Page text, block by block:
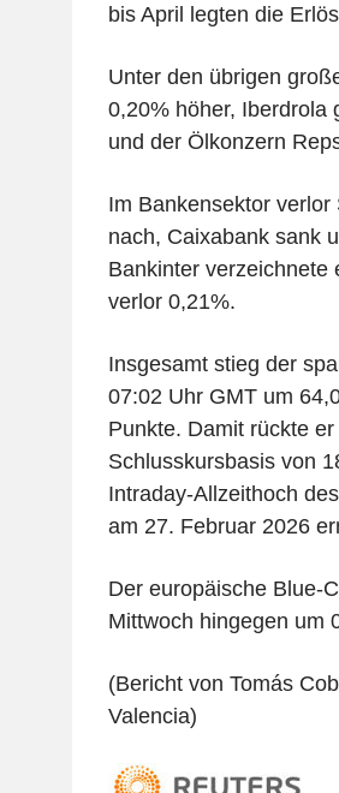
bis April legten die
Unter den übrigen
0,20% höher, Iberdrola
und der Ölkonzern
Im Bankensektor
nach, Caixabank sank
Bankinter verzeichnete
verlor 0,21%.
Insgesamt stieg der
07:02 Uhr GMT um
Punkte. Damit rückte
Schlusskursbasis von
Intraday-Allzeithoch
am 27. Februar 2026
Der europäische Blue-
Mittwoch hingegen um
(Bericht von Tomás
Valencia)